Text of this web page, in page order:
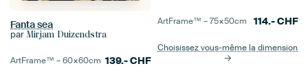
Fanta sea
par Mirjam Duizendstra
ArtFrame™ –60×60cm 139.-CHF
ArtFrame™ –75×50cm 114.-CHF
Choisissez vous-même la dimension